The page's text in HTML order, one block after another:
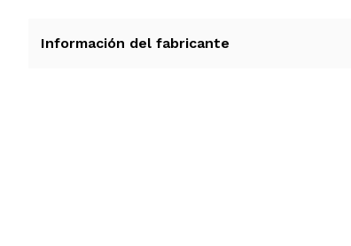
Información del fabricante